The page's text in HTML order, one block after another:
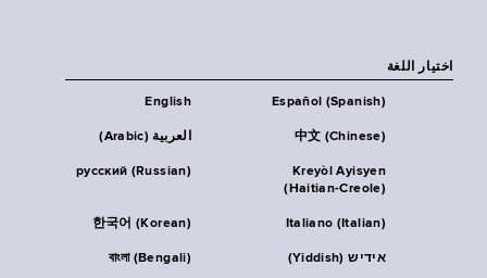
اختيار اللغة
English Español (Spanish)
العربية (Arabic) 中文 (Chinese)
русский (Russian)
Kreyòl Ayisyen
(Haitian-Creole)
한국어 (Korean) Italiano (Italian)
বাংলা (Bengali) אידיש (Yiddish)